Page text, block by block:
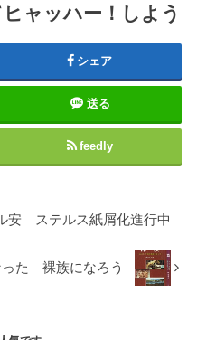
ャッハー！しよう
シェア
送る
feedly
安 ステルス紙屑化進行中
った 裸族になろう